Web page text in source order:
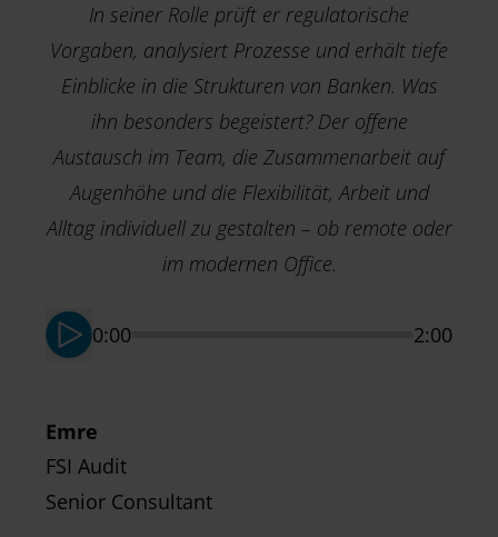
In seiner Rolle prüft er regulatorische
Vorgaben, analysiert Prozesse und erhält tiefe
Einblicke in die Strukturen von Banken. Was
ihn besonders begeistert? Der offene
Austausch im Team, die Zusammenarbeit auf
Augenhöhe und die Flexibilität, Arbeit und
Alltag individuell zu gestalten – ob remote oder
im modernen Office.
0:00 2:00
Emre
FSI Audit
Senior Consultant